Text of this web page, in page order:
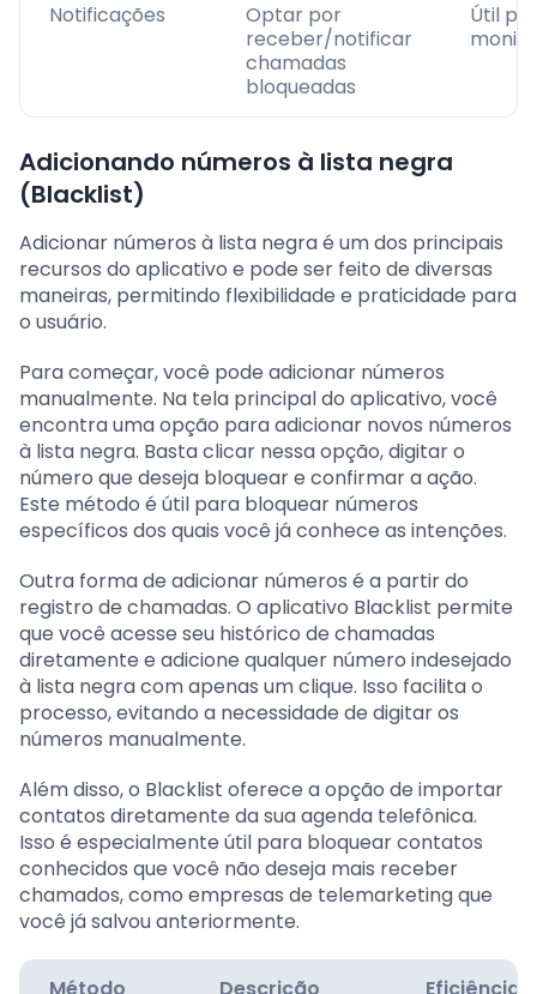
Notificações
Optar por
receber/notificar
chamadas
bloqueadas
Útil
Adicionando números à lista negra
(Blacklist)
Adicionar números à lista negra é um dos principais
recursos do aplicativo e pode ser feito de diversas
maneiras, permitindo flexibilidade e praticidade para
o usuário.
Para começar, você pode adicionar números
manualmente. Na tela principal do aplicativo, você
encontra uma opção para adicionar novos números
à lista negra. Basta clicar nessa opção, digitar o
número que deseja bloquear e confirmar a ação.
Este método é útil para bloquear números
específicos dos quais você já conhece as intenções.
Outra forma de adicionar números é a partir do
registro de chamadas. O aplicativo Blacklist permite
que você acesse seu histórico de chamadas
diretamente e adicione qualquer número indesejado
à lista negra com apenas um clique. Isso facilita o
processo, evitando a necessidade de digitar os
números manualmente.
Além disso, o Blacklist oferece a opção de importar
contatos diretamente da sua agenda telefônica.
Isso é especialmente útil para bloquear contatos
conhecidos que você não deseja mais receber
chamados, como empresas de telemarketing que
você já salvou anteriormente.